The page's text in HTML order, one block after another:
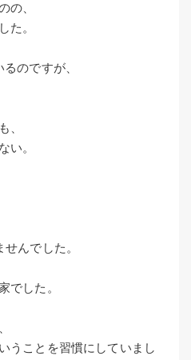
の、
た。
のですが、
、
い。
んでした。
でした。
うことを習慣にしていまし